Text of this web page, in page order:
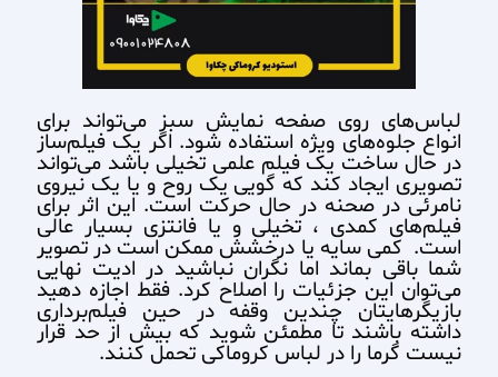
لباس‌های روی صفحه نمایش سبز می‌تواند برای
انواع جلوه‌های ویژه استفاده شود. اگر یک فیلم‌ساز
در حال ساخت یک فیلم علمی تخیلی باشد می‌تواند
تصویری ایجاد کند که گویی یک روح و یا یک نیروی
نامرئی در صحنه در حال حرکت است. این اثر برای
فیلم‌های کمدی ، تخیلی و یا فانتزی بسیار عالی
است. کمی سایه یا درخشش ممکن است در تصویر
شما باقی بماند اما نگران نباشید در ادیت نهایی
می‌توان این جزئیات را اصلاح کرد. فقط اجازه دهید
بازیگرهایتان چندین وقفه در حین فیلم‌برداری
داشته باشند تا مطمئن شوید که بیش از حد قرار
نیست گرما را در لباس کروماکی تحمل کنند.